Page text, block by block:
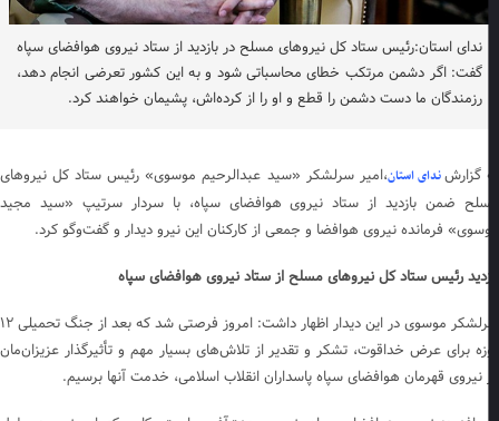
ندای استان:رئیس ستاد کل نیرو‌های مسلح در بازدید از ستاد نیروی هوافضای سپاه
گفت: اگر دشمن مرتکب خطای محاسباتی شود و به این کشور تعرضی انجام دهد،
رزمندگان ما دست دشمن را قطع و او را از کرده‌اش، پشیمان خواهند کرد.
گزارشندای استان،امیر سرلشکر «سید عبدالرحیم موسوی» رئیس ستاد کل نیرو‌های
ضمن بازدید از ستاد نیروی هوافضای سپاه، با سردار سرتیپ «سید مجید
فرمانده نیروی هوافضا و جمعی از کارکنان این نیرو دیدار و گفت‌و‌گو کرد.
رئیس ستاد کل نیرو‌های مسلح از ستاد نیروی هوافضای سپاه
سرلشکر موسوی در این دیدار اظهار داشت: امروز فرصتی شد که بعد از جنگ تحمیلی ۱۲
برای عرض خداقوت، تشکر و تقدیر از تلاش‌های بسیار مهم و تأثیرگذار عزیزان‌مان
نیروی قهرمان هوافضای سپاه پاسداران انقلاب اسلامی، خدمت آنها برسیم.